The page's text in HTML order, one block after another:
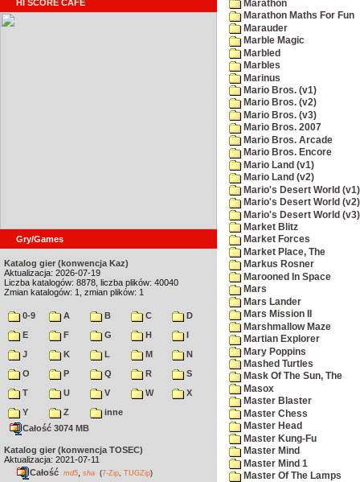
HI SCORE CAFÉ
Gry/Games
Katalog gier (konwencja Kaz)
Aktualizacja: 2026-07-19
Liczba katalogów: 8878, liczba plików: 40040
Zmian katalogów: 1, zmian plików: 1
0-9 A B C
D
E
F G H
I
J
K L M
N
O
P Q R
S
T
U V W
X
Y
Z
inne
Całość 3074 MB
Katalog gier (konwencja TOSEC)
Aktualizacja: 2021-07-11
Całość md5 sha (7-Zip TUGZip)
Marathon
Marathon Maths For Fun
Marauder
Marble Magic
Marbled
Marbles
Marinus
Mario Bros. (v1)
Mario Bros. (v2)
Mario Bros. (v3)
Mario Bros. 2007
Mario Bros. Arcade
Mario Bros. Encore
Mario Land (v1)
Mario Land (v2)
Mario's Desert World (v1)
Mario's Desert World (v2)
Mario's Desert World (v3)
Market Blitz
Market Forces
Market Place, The
Markus Rosner
Marooned In Space
Mars
Mars Lander
Mars Mission II
Marshmallow Maze
Martian Explorer
Mary Poppins
Mashed Turtles
Mask Of The Sun, The
Masox
Master Blaster
Master Chess
Master Head
Master Kung-Fu
Master Mind
Master Mind 1
Master Of The Lamps